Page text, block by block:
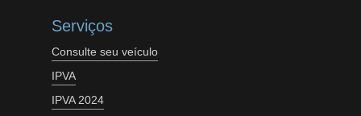
Serviços
Consulte seu veículo
IPVA
IPVA 2024